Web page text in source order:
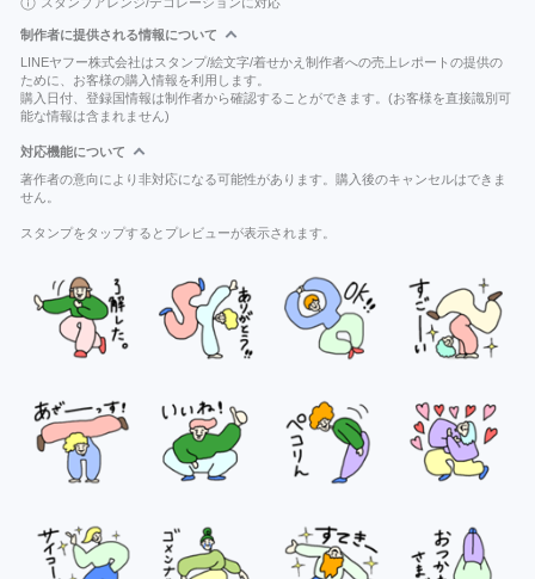
制作者に提供される情報について
LINEヤフー株式会社はスタンプ/絵文字/着せかえ制作者への売上レポートの提供の
ために、お客様の購入情報を利用します。
購入日付、登録国情報は制作者から確認することができます。(お客様を直接識別可
能な情報は含まれません)
対応機能について
著作者の意向により非対応になる可能性があります。購入後のキャンセルはできま
せん。
スタンプをタップするとプレビューが表示されます。